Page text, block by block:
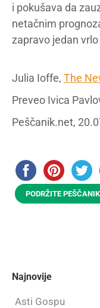
i pokušava da
netačnim
zapravo jedan
Julia Ioffe, The
Preveo Ivica
Peščanik.net,
PODRŽITE PEŠČANIK
Najnovije
Asti Gospu